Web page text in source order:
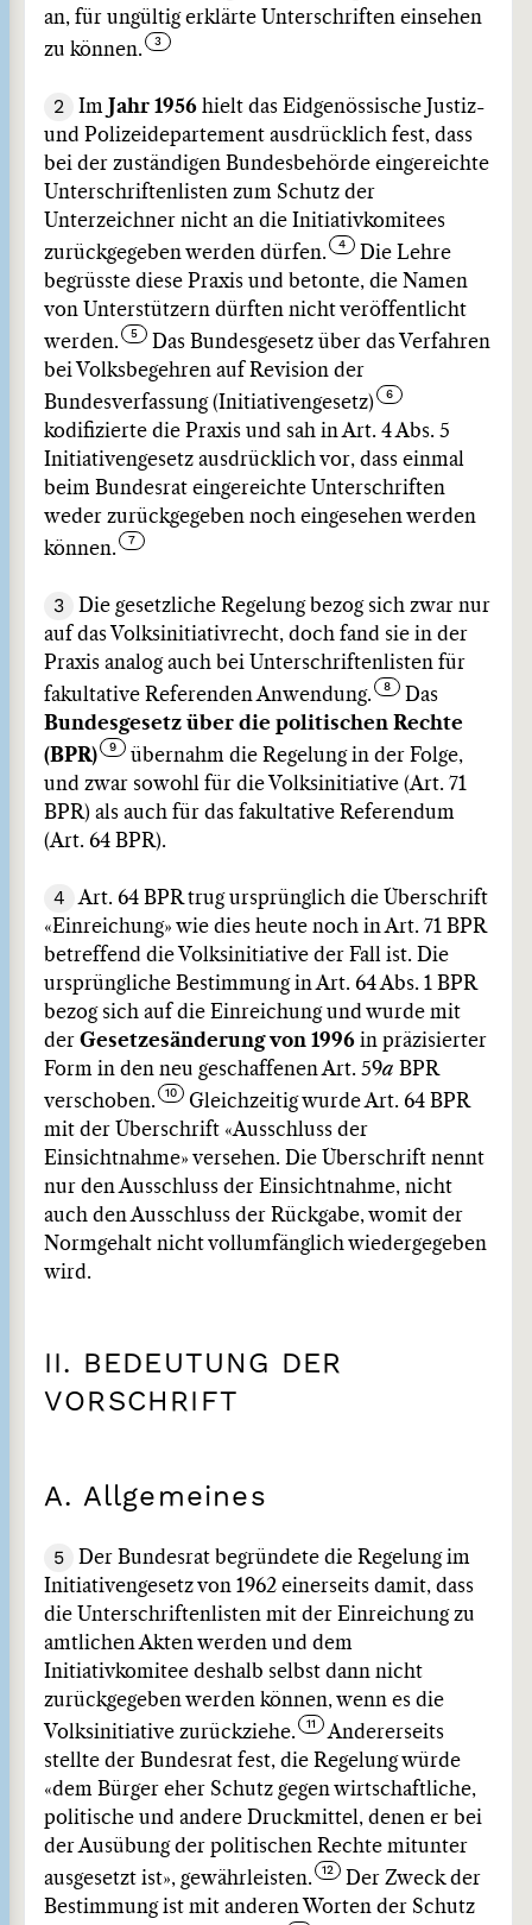
an, für ungültig erklärte Unterschriften einsehen
zu können.
2 Im Jahr 1956 hielt das Eidgenössische Justiz-
und Polizeidepartement ausdrücklich fest, dass
bei der zuständigen Bundesbehörde eingereichte
Unterschriftenlisten zum Schutz der
Unterzeichner nicht an die Initiativkomitees
zurückgegeben werden dürfen.
Die Lehre
begrüsste diese Praxis und betonte, die Namen
von Unterstützern dürften nicht veröffentlicht
werden.
Das Bundesgesetz über das Verfahren
bei Volksbegehren auf Revision der
Bundesverfassung (Initiativengesetz)
kodifizierte die Praxis und sah in Art. 4 Abs. 5
Initiativengesetz ausdrücklich vor, dass einmal
beim Bundesrat eingereichte Unterschriften
weder zurückgegeben noch eingesehen werden
können.
3
Die gesetzliche Regelung bezog sich zwar nur
auf das Volksinitiativrecht, doch fand sie in der
Praxis analog auch bei Unterschriftenlisten für
fakultative Referenden Anwendung.
Das
Bundesgesetz über die politischen Rechte
(BPR)
übernahm die Regelung in der Folge,
und zwar sowohl für die Volksinitiative (Art. 71
BPR) als auch für das fakultative Referendum
(Art. 64 BPR).
4
Art. 64 BPR trug ursprünglich die Überschrift
«Einreichung» wie dies heute noch in Art. 71 BPR
betreffend die Volksinitiative der Fall ist. Die
ursprüngliche Bestimmung in Art. 64 Abs. 1 BPR
bezog sich auf die Einreichung und wurde mit
der Gesetzesänderung von 1996 in präzisierter
Form in den neu geschaffenen Art. 59a BPR
verschoben.
Gleichzeitig wurde Art. 64 BPR
mit der Überschrift «Ausschluss der
Einsichtnahme» versehen. Die Überschrift nennt
nur den Ausschluss der Einsichtnahme, nicht
auch den Ausschluss der Rückgabe, womit der
Normgehalt nicht vollumfänglich wiedergegeben
wird.
II. BEDEUTUNG DER
VORSCHRIFT
A. Allgemeines
5
Der Bundesrat begründete die Regelung im
Initiativengesetz von 1962 einerseits damit, dass
die Unterschriftenlisten mit der Einreichung zu
amtlichen Akten werden und dem
Initiativkomitee deshalb selbst dann nicht
zurückgegeben werden können, wenn es die
Volksinitiative zurückziehe.
Andererseits
stellte der Bundesrat fest, die Regelung würde
«dem Bürger eher Schutz gegen wirtschaftliche,
politische und andere Druckmittel, denen er bei
der Ausübung der politischen Rechte mitunter
ausgesetzt ist», gewährleisten.
Der Zweck der
Bestimmung ist mit anderen Worten der Schutz